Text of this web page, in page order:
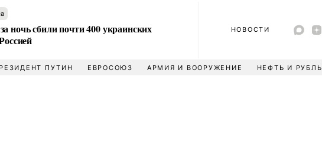
ночь сбили почти 400 украинских
НОВОСТИ
ПУТИН ЕВРОСОЮЗ АРМИЯ И ВООРУЖЕНИЕ НЕФТЬ И РУБЛЬ